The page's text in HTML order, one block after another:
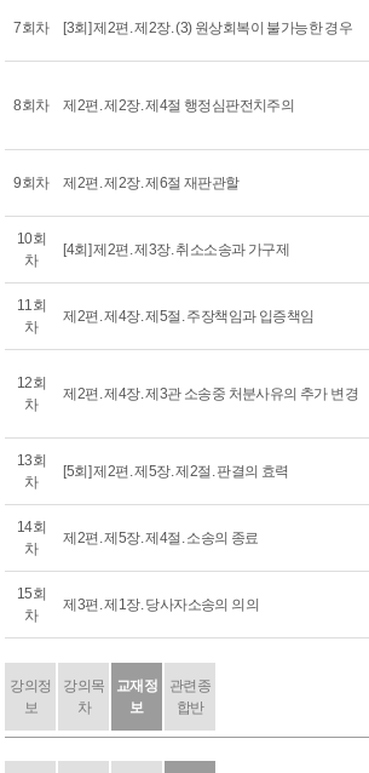
7회차 [3회] 제2편. 제2장. (3) 원상회복이 불가능한 경우
8회차 제2편. 제2장. 제4절 행정심판전치주의
9회차 제2편. 제2장. 제6절 재판관할
10회
차
[4회] 제2편. 제3장. 취소소송과 가구제
11회
차
제2편. 제4장. 제5절. 주장책임과 입증책임
12회
차
제2편. 제4장. 제3관 소송중 처분사유의 추가 변경
13회
차
[5회] 제2편. 제5장. 제2절. 판결의 효력
14회
차
제2편. 제5장. 제4절. 소송의 종료
15회
차
제3편. 제1장. 당사자소송의 의의
강의정
보
강의목
차
교재정
보
관련종
합반